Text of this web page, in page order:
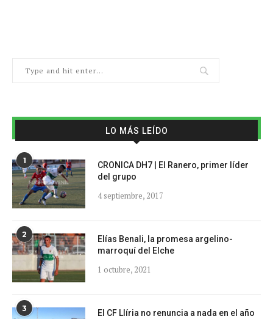
LO MÁS LEÍDO
1
CRONICA DH7 | El Ranero, primer líder
del grupo
4 septiembre, 2017
2
Elías Benali, la promesa argelino-
marroquí del Elche
1 octubre, 2021
3
El CF Llíria no renuncia a nada en el año